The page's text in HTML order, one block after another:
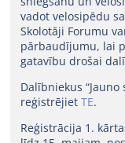
vadot velosipēdu
Skolotāji Forumu
pārbaudījumu, lai
gatavību drošai
Dalībniekus
reģistrējietTE.
Reģistrācija 1.